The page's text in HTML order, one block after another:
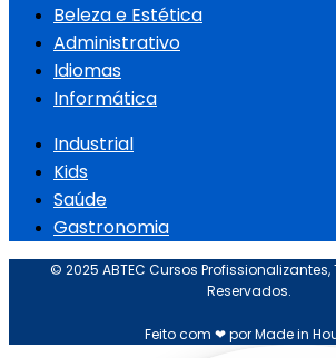
Beleza e Estética
Administrativo
Idiomas
Informática
Industrial
Kids
Saúde
Gastronomia
© 2025 ABTEC Cursos Profissionalizantes,
Reservados.
Feito com ❤ por Made in